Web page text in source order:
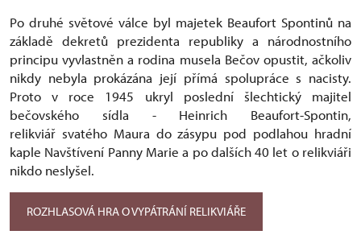
Po druhé světové válce byl majetek Beaufort Spontinů na
základě dekretů prezidenta republiky a národnostního
principu vyvlastněn a rodina musela Bečov opustit, ačkoliv
nikdy nebyla prokázána její přímá spolupráce s nacisty.
Proto v roce 1945 ukryl poslední šlechtický majitel
bečovského sídla - Heinrich Beaufort-Spontin,
relikviář svatého Maura do zásypu pod podlahou hradní
kaple Navštívení Panny Marie a po dalších 40 let o relikviáři
nikdo neslyšel.
ROZHLASOVÁ HRA O VYPÁTRÁNÍ RELIKVIÁŘE